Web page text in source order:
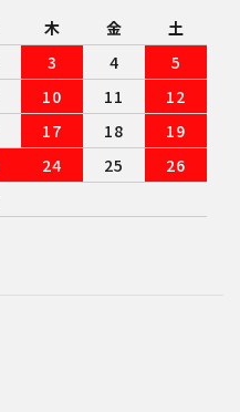
木 金
土
3 4
5
10 11
12
17 18
19
24 25
26